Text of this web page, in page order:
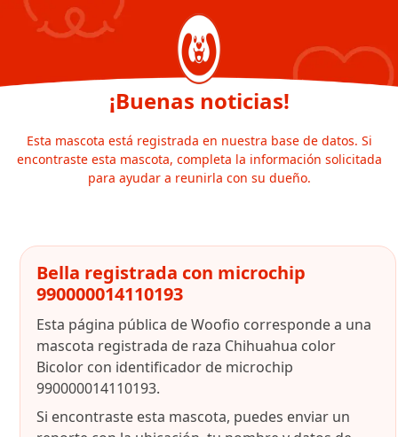
¡Buenas noticias!
Esta mascota está registrada en nuestra base de datos. Si
encontraste esta mascota, completa la información solicitada
para ayudar a reunirla con su dueño.
Bella registrada con microchip
990000014110193
Esta página pública de Woofio corresponde a una
mascota registrada de raza Chihuahua color
Bicolor con identificador de microchip
990000014110193.
Si encontraste esta mascota, puedes enviar un